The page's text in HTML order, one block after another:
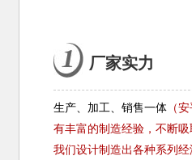
厂家实力
生产、加工、销售一体 （
有丰富的制造经验，不断
我们设计制造出各种系列